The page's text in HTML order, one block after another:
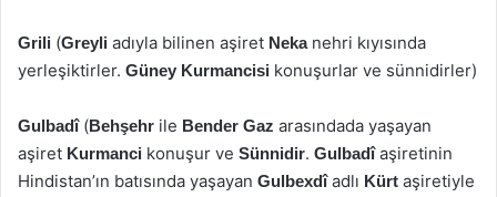
Grili (Greyli adıyla bilinen aşiret Neka nehri kıyısında
yerleşiktirler. Güney Kurmancisi konuşurlar ve sünnidirler)
Gulbadî (Behşehr ile Bender Gaz arasındada yaşayan
aşiret Kurmanci konuşur ve Sünnidir. Gulbadîaşiretinin
Hindistan’ın batısında yaşayan Gulbexdîadlı Kürt aşiretiyle